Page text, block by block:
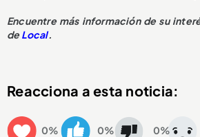
Encuentre más información de su
deLocal.
Reacciona a esta noticia:
0% 0% 0%